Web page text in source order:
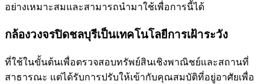
อย่างเหมาะสมและสามารถนำมาใช้เพื่อการนี้ได้
กล้องวงจรปิดชลบุรีเป็นเทคโนโลยีการเฝ้าระวัง
ที่ใช้ในขั้นต้นเพื่อตรวจสอบทรัพย์สินเชิงพาณิชย์และสถานที่
สาธารณะ แต่ได้รับการปรับให้เข้ากับคุณสมบัติที่อยู่อาศัยเพื่อ